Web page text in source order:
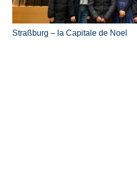
Straßburg – la Capitale de Noel